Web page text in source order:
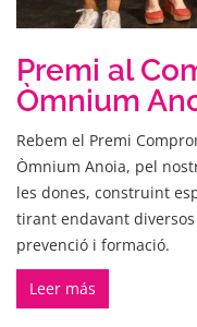
Premi al
Òmnium
Rebem el Premi
Òmnium Anoia, pel
les dones, construint
tirant endavant
prevenció i formació.
Leer más